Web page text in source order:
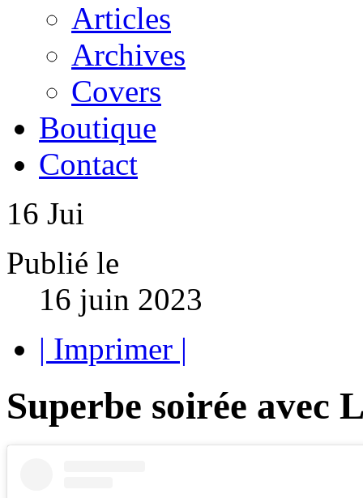
Articles
Archives
Covers
Boutique
Contact
16 Jui
Publié le
16 juin 2023
| Imprimer |
Superbe soirée avec